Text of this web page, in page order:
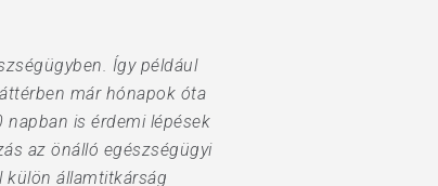
Így például
már hónapok óta
is érdemi lépések
az önálló egészségügyi
külön államtitkárság